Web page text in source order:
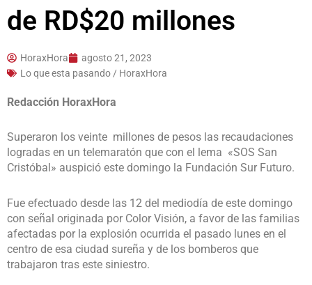
de RD$20 millones
HoraxHora
agosto 21, 2023
Lo que esta pasando / HoraxHora
Redacción HoraxHora
Superaron los veinte millones de pesos las recaudaciones
logradas en un telemaratón que con el lema «SOS San
Cristóbal» auspició este domingo la Fundación Sur Futuro.
Fue efectuado desde las 12 del mediodía de este domingo
con señal originada por Color Visión, a favor de las familias
afectadas por la explosión ocurrida el pasado lunes en el
centro de esa ciudad sureña y de los bomberos que
trabajaron tras este siniestro.